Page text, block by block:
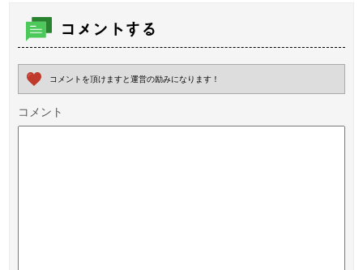
コメントする
コメントを頂けますと運営の励みになります！
コメント